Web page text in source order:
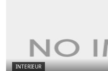
INTERIEUR